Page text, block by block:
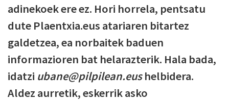
adinekoek ere ez. Hori horrela, pentsatu
dute Plaentxia.eus atariaren bitartez
galdetzea, ea norbaitek baduen
informazioren bat helarazterik. Hala bada,
idatzi ubane@pilpilean.eushelbidera.
Aldez aurretik, eskerrik asko